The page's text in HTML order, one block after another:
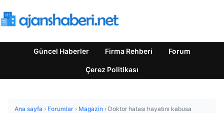
Güncel Haberler Firma Rehberi Forum
Çerez Politikası
Ana sayfa › Forumlar › Magazin › Doktor hatası hayatını kabusa